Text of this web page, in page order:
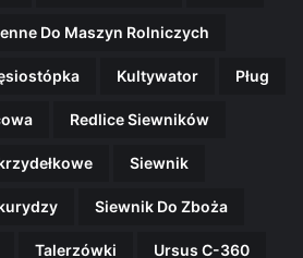
Do Maszyn Rolniczych
Kultywator Pług
Redlice Siewników
Siewnik
Siewnik Do Zboża
Talerzówki Ursus C-360